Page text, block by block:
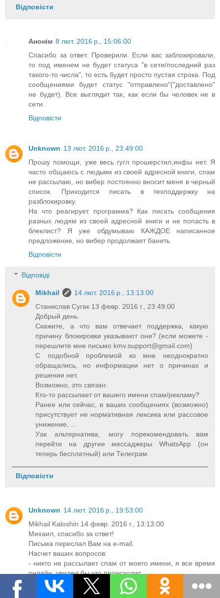
Відповісти
Анонім 8 лют. 2016 р., 15:06:00
Спасибо за ответ. Проверили. Если вас заблокировали,
то под именем не будет статуса "в сети/последний раз
такого-то числа", то есть будет просто пустая строка. Под
сообщениями будет статус "отправлено"("доставлено"
не будет). Все выглядит так, как если бы человек не в
сети.
Відповісти
Unknown 13 лют. 2016 р., 23:49:00
Прошу помощи, уже весь гугл прошерстил,инфы нет. Я
часто общаюсь с людьми из своей адресной книги, спам
не рассылаю, но вибер постоянно вносит меня в черный
список. Приходится писать в техподдержку на
разблокировку.
На что реагирует программа? Как писать сообщения
разных людям из своей адресной книги и не попасть в
блеклист? Я уже обдумываю КАЖДОЕ написанное
предложение, но вибер продолжает банить
Відповісти
Відповіді
Mikhail
14 лют. 2016 р., 13:13:00
Станислав Сугак 13 февр. 2016 г., 23:49:00
Добрый день.
Скажите, а что вам отвечает поддержка, какую
причину блокировки указывают они? (если можете -
перешлите мне письмо kmv.support@gmail.com)
С подобной проблемой ко мне неоднократно
обращались, но информации нет о причинах и
решении нет.
Возможно, это связан:
Кто-то рассылает от вашего имени спам/рекламу?
Ранее или сейчас, в ваших сообщениях (возможно)
присутствует не нормативная лексика или рассовое
унижение, ...
Уак альтернатива, могу порекомендовать вам
перейти на другие мессаджеры WhatsApp (он
теперь бесплатный) или Телеграм.
Відповісти
Unknown 14 лют. 2016 р., 19:53:00
Mikhail Kaloshin 14 февр. 2016 г., 13:13:00
Михаил, спасибо за ответ!
Письма переслал Вам на e-mail.
Насчет ваших вопросов:
- никто не рассылает спам от моего имени, я все время
онлайн, увидел бы что происходит
- ненормативная лексика...хм...да,вы знаете, было пару
слов, между прочим, по-русски. Viber заточен под